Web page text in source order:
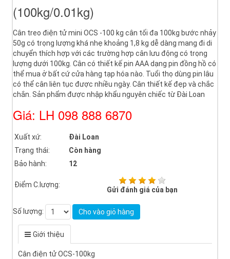
(100kg/0.01kg)
Cân treo điện tử mini OCS -100 kg cân tối đa 100kg bước nhảy
50g có trọng lượng khá nhẹ khoảng 1,8 kg dễ dàng mang đi di
chuyển thích hợp với các trường hợp cân lưu động có trọng
lượng dưới 100kg. Cân có thiết kế pin AAA dạng pin đồng hồ có
thể mua ở bất cứ cửa hàng tạp hóa nào. Tuổi thọ dùng pin lâu
có thể cân liên tục được nhiều ngày. Cân thiết kế đẹp và chắc
chắn. Sản phẩm được nhập khẩu nguyên chiếc từ Đài Loan
Giá: LH 098 888 6870
Xuất xứ:
Đài Loan
Trạng thái:
Còn hàng
Bảo hành:
12
Điểm C.lượng:
Gửi đánh giá của bạn
Số lượng: Cho vào giỏ hàng
Giới thiệu
Cân điện tử OCS-100kg